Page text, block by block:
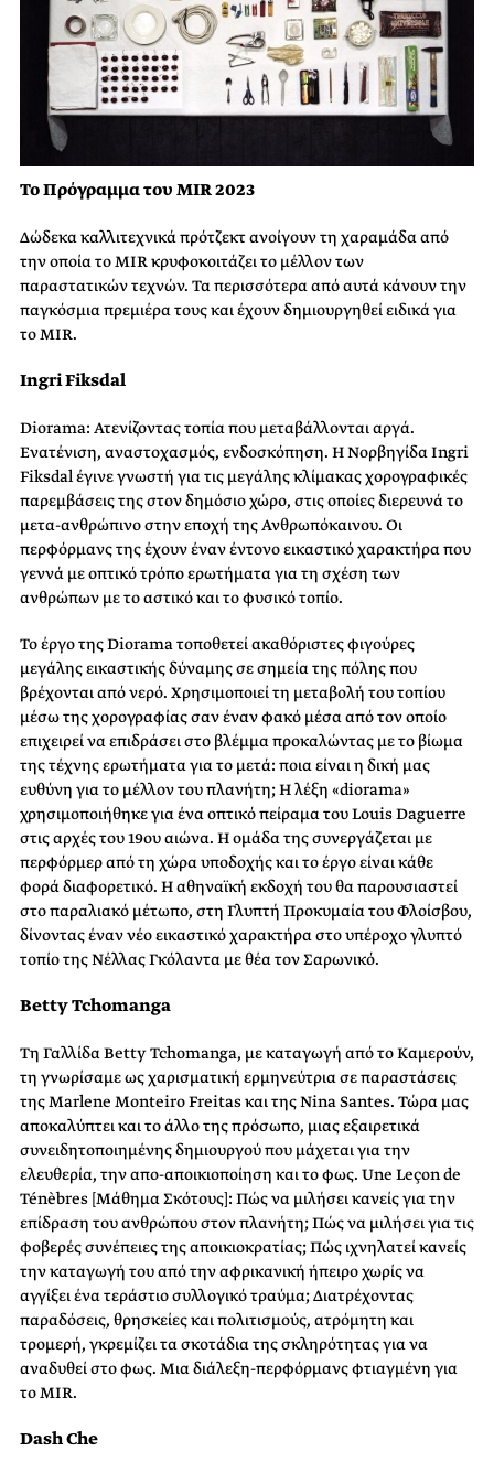
Το Πρόγραμμα του MIR 2023
Δώδεκα καλλιτεχνικά πρότζεκτ ανοίγουν τη χαραμάδα από
την οποία το MIR κρυφοκοιτάζει το μέλλον των
παραστατικών τεχνών. Τα περισσότερα από αυτά κάνουν την
παγκόσμια πρεμιέρα τους και έχουν δημιουργηθεί ειδικά για
το MIR.
Ingri Fiksdal
Diorama: Ατενίζοντας τοπία που μεταβάλλονται αργά.
Ενατένιση, αναστοχασμός, ενδοσκόπηση. Η Νορβηγίδα Ingri
Fiksdal έγινε γνωστή για τις μεγάλης κλίμακας χορογραφικές
παρεμβάσεις της στον δημόσιο χώρο, στις οποίες διερευνά το
μετα-ανθρώπινο στην εποχή της Ανθρωπόκαινου. Οι
περφόρμανς της έχουν έναν έντονο εικαστικό χαρακτήρα που
γεννά με οπτικό τρόπο ερωτήματα για τη σχέση των
ανθρώπων με το αστικό και το φυσικό τοπίο.
Το έργο της Diorama τοποθετεί ακαθόριστες φιγούρες
μεγάλης εικαστικής δύναμης σε σημεία της πόλης που
βρέχονται από νερό. Χρησιμοποιεί τη μεταβολή του τοπίου
μέσω της χορογραφίας σαν έναν φακό μέσα από τον οποίο
επιχειρεί να επιδράσει στο βλέμμα προκαλώντας με το βίωμα
της τέχνης ερωτήματα για το μετά: ποια είναι η δική μας
ευθύνη για το μέλλον του πλανήτη; Η λέξη «diorama»
χρησιμοποιήθηκε για ένα οπτικό πείραμα του Louis Daguerre
στις αρχές του 19ου αιώνα. Η ομάδα της συνεργάζεται με
περφόρμερ από τη χώρα υποδοχής και το έργο είναι κάθε
φορά διαφορετικό. Η αθηναϊκή εκδοχή του θα παρουσιαστεί
στο παραλιακό μέτωπο, στη Γλυπτή Προκυμαία του Φλοίσβου,
δίνοντας έναν νέο εικαστικό χαρακτήρα στο υπέροχο γλυπτό
τοπίο της Νέλλας Γκόλαντα με θέα τον Σαρωνικό.
Betty Tchomanga
Τη Γαλλίδα Betty Tchomanga, με καταγωγή από το Καμερούν,
τη γνωρίσαμε ως χαρισματική ερμηνεύτρια σε παραστάσεις
της Marlene Monteiro Freitas και της Nina Santes. Τώρα μας
αποκαλύπτει και το άλλο της πρόσωπο, μιας εξαιρετικά
συνειδητοποιημένης δημιουργού που μάχεται για την
ελευθερία, την απο-αποικιοποίηση και το φως. Une Leçon de
Ténèbres [Μάθημα Σκότους]: Πώς να μιλήσει κανείς για την
επίδραση του ανθρώπου στον πλανήτη; Πώς να μιλήσει για τις
φοβερές συνέπειες της αποικιοκρατίας; Πώς ιχνηλατεί κανείς
την καταγωγή του από την αφρικανική ήπειρο χωρίς να
αγγίξει ένα τεράστιο συλλογικό τραύμα; Διατρέχοντας
παραδόσεις, θρησκείες και πολιτισμούς, ατρόμητη και
τρομερή, γκρεμίζει τα σκοτάδια της σκληρότητας για να
αναδυθεί στο φως. Μια διάλεξη-περφόρμανς φτιαγμένη για
το MIR.
Dash Che